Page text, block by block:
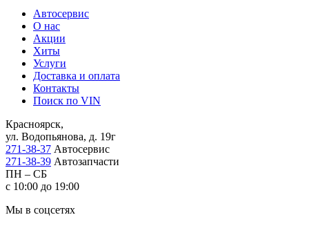
Автосервис
О нас
Акции
Хиты
Услуги
Доставка и оплата
Контакты
Поиск по VIN
Красноярск,
ул. Водопьянова, д. 19г
271-38-37 Автосервис
271-38-39 Автозапчасти
ПН – СБ
с 10:00 до 19:00
Мы в соцсетях